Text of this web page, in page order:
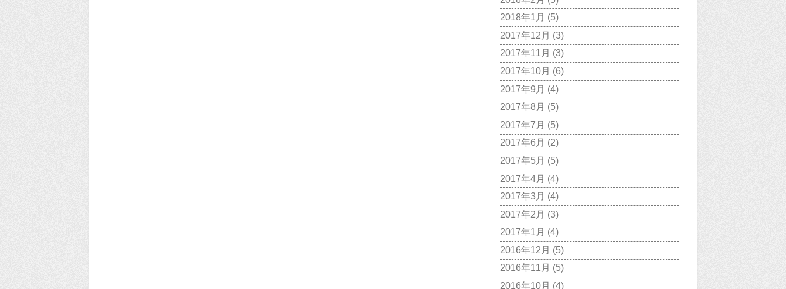
2018年1月 (5)
2017年12月 (3)
2017年11月 (3)
2017年10月 (6)
2017年9月 (4)
2017年8月 (5)
2017年7月 (5)
2017年6月 (2)
2017年5月 (5)
2017年4月 (4)
2017年3月 (4)
2017年2月 (3)
2017年1月 (4)
2016年12月 (5)
2016年11月 (5)
2016年10月 (4)